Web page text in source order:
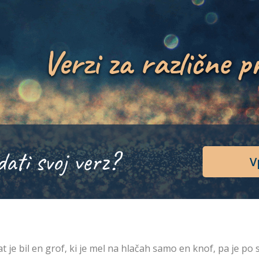
Verzi za različne
svoj verz?
je bil en grof, ki je mel na hlačah samo en knof, pa je po